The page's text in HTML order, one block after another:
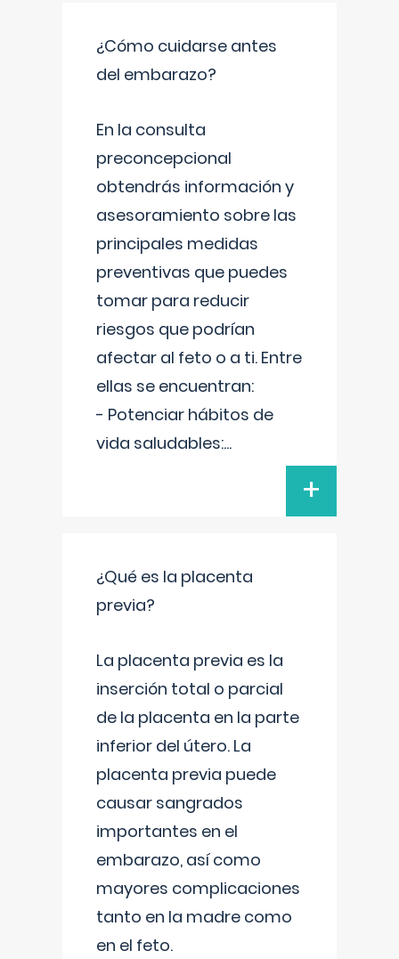
¿Cómo cuidarse antes
del embarazo?
En la consulta
preconcepcional
obtendrás información y
asesoramiento sobre las
principales medidas
preventivas que puedes
tomar para reducir
riesgos que podrían
afectar al feto o a ti. Entre
ellas se encuentran:
- Potenciar hábitos de
vida saludables:...
+
¿Qué es la placenta
previa?
La placenta previa es la
inserción total o parcial
de la placenta en la parte
inferior del útero. La
placenta previa puede
causar sangrados
importantes en el
embarazo, así como
mayores complicaciones
tanto en la madre como
en el feto.